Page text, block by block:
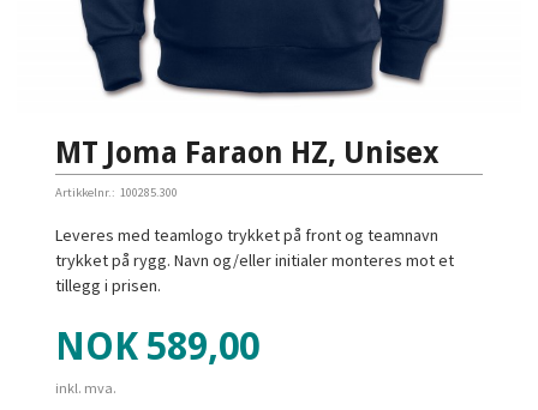
MT Joma Faraon HZ, Unisex
Artikkelnr.: 100285.300
Leveres med teamlogo trykket på front og teamnavn
trykket på rygg. Navn og/eller initialer monteres mot et
tillegg i prisen.
Pris
NOK 589,00
inkl. mva.